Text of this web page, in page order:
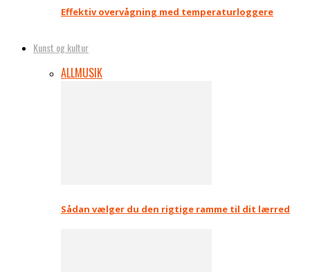
Effektiv overvågning med temperaturloggere
Kunst og kultur
ALLMUSIK
Sådan vælger du den rigtige ramme til dit lærred